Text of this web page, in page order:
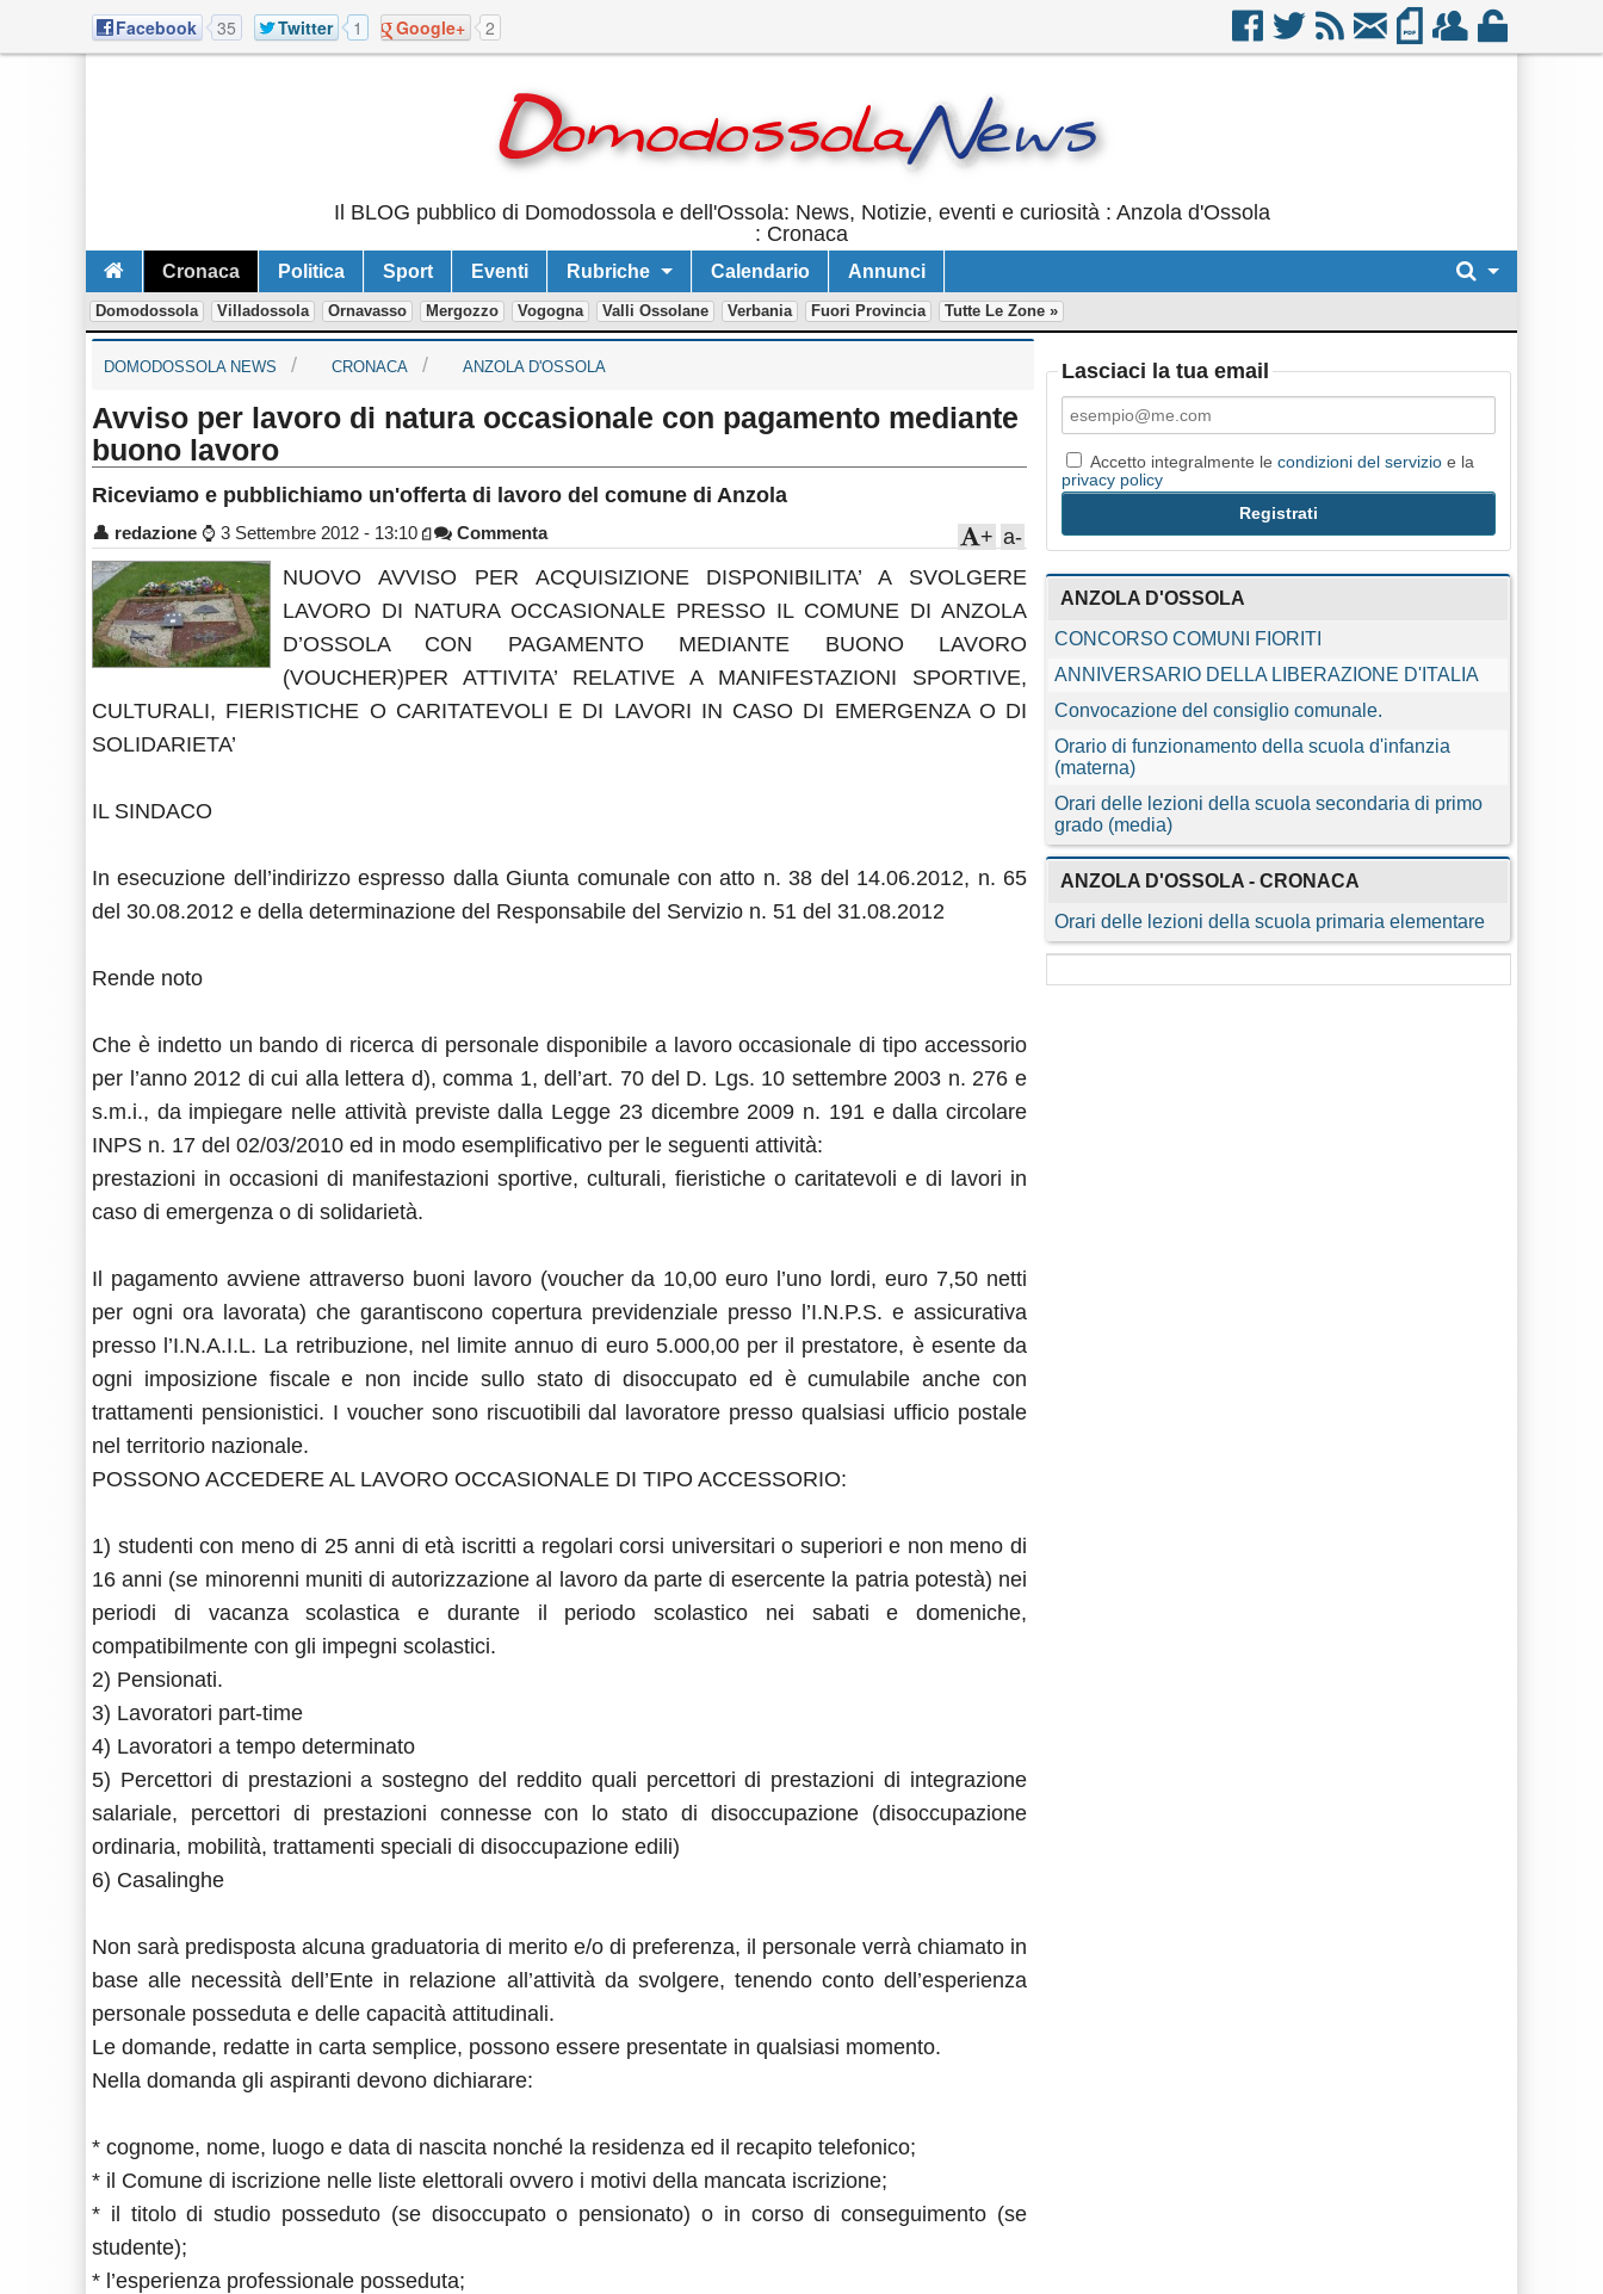
Facebook 35 Twitter 1 Google+ 2
Il BLOG pubblico di Domodossola e dell'Ossola: News, Notizie, eventi e curiosità : Anzola d'Ossola
: Cronaca
Cronaca Politica Sport Eventi Rubriche Calendario Annunci
Domodossola Villadossola Ornavasso Mergozzo Vogogna Valli Ossolane Verbania Fuori Provincia Tutte Le Zone »
DOMODOSSOLA NEWS CRONACA ANZOLA D'OSSOLA
Avviso per lavoro di natura occasionale con pagamento mediante
buono lavoro
Riceviamo e pubblichiamo un'offerta di lavoro del comune di Anzola
👤 redazione ⌚ 3 Settembre 2012 - 13:10 Commenta a-
+
NUOVO AVVISO PER ACQUISIZIONE DISPONIBILITA’ A SVOLGERE
LAVORO DI NATURA OCCASIONALE PRESSO IL COMUNE DI ANZOLA
D’OSSOLA CON PAGAMENTO MEDIANTE BUONO LAVORO
(VOUCHER)PER ATTIVITA’ RELATIVE A MANIFESTAZIONI SPORTIVE,
CULTURALI, FIERISTICHE O CARITATEVOLI E DI LAVORI IN CASO DI EMERGENZA O DI
SOLIDARIETA’
IL SINDACO
In esecuzione dell’indirizzo espresso dalla Giunta comunale con atto n. 38 del 14.06.2012, n. 65
del 30.08.2012 e della determinazione del Responsabile del Servizio n. 51 del 31.08.2012
Rende noto
Che è indetto un bando di ricerca di personale disponibile a lavoro occasionale di tipo accessorio
per l’anno 2012 di cui alla lettera d), comma 1, dell’art. 70 del D. Lgs. 10 settembre 2003 n. 276 e
s.m.i., da impiegare nelle attività previste dalla Legge 23 dicembre 2009 n. 191 e dalla circolare
INPS n. 17 del 02/03/2010 ed in modo esemplificativo per le seguenti attività:
prestazioni in occasioni di manifestazioni sportive, culturali, fieristiche o caritatevoli e di lavori in
caso di emergenza o di solidarietà.
Il pagamento avviene attraverso buoni lavoro (voucher da 10,00 euro l’uno lordi, euro 7,50 netti
per ogni ora lavorata) che garantiscono copertura previdenziale presso l’I.N.P.S. e assicurativa
presso l’I.N.A.I.L. La retribuzione, nel limite annuo di euro 5.000,00 per il prestatore, è esente da
ogni imposizione fiscale e non incide sullo stato di disoccupato ed è cumulabile anche con
trattamenti pensionistici. I voucher sono riscuotibili dal lavoratore presso qualsiasi ufficio postale
nel territorio nazionale.
POSSONO ACCEDERE AL LAVORO OCCASIONALE DI TIPO ACCESSORIO:
1) studenti con meno di 25 anni di età iscritti a regolari corsi universitari o superiori e non meno di
16 anni (se minorenni muniti di autorizzazione al lavoro da parte di esercente la patria potestà) nei
periodi di vacanza scolastica e durante il periodo scolastico nei sabati e domeniche,
compatibilmente con gli impegni scolastici.
2) Pensionati.
3) Lavoratori part-time
4) Lavoratori a tempo determinato
5) Percettori di prestazioni a sostegno del reddito quali percettori di prestazioni di integrazione
salariale, percettori di prestazioni connesse con lo stato di disoccupazione (disoccupazione
ordinaria, mobilità, trattamenti speciali di disoccupazione edili)
6) Casalinghe
Non sarà predisposta alcuna graduatoria di merito e/o di preferenza, il personale verrà chiamato in
base alle necessità dell’Ente in relazione all’attività da svolgere, tenendo conto dell’esperienza
personale posseduta e delle capacità attitudinali.
Le domande, redatte in carta semplice, possono essere presentate in qualsiasi momento.
Nella domanda gli aspiranti devono dichiarare:
* cognome, nome, luogo e data di nascita nonché la residenza ed il recapito telefonico;
* il Comune di iscrizione nelle liste elettorali ovvero i motivi della mancata iscrizione;
* il titolo di studio posseduto (se disoccupato o pensionato) o in corso di conseguimento (se
studente);
* l’esperienza professionale posseduta;
Lasciaci la tua email
Accetto integralmente lecondizioni del servizio e la
privacy policy
ANZOLA D'OSSOLA
CONCORSO COMUNI FIORITI
ANNIVERSARIO DELLA LIBERAZIONE D'ITALIA
Convocazione del consiglio comunale.
Orario di funzionamento della scuola d'infanzia
(materna)
Orari delle lezioni della scuola secondaria di primo
grado (media)
ANZOLA D'OSSOLA - CRONACA
Orari delle lezioni della scuola primaria elementare